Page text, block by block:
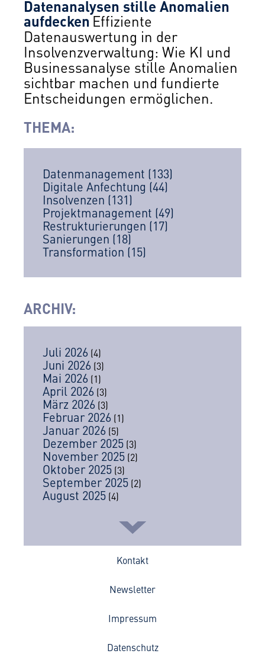
Datenanalysen stille Anomalien
aufdeckenEffiziente
Datenauswertung in der
Insolvenzverwaltung: Wie KI und
Businessanalyse stille Anomalien
sichtbar machen und fundierte
Entscheidungen ermöglichen.
THEMA:
Datenmanagement (133)
Digitale Anfechtung (44)
Insolvenzen (131)
Projektmanagement (49)
Restrukturierungen (17)
Sanierungen (18)
Transformation (15)
ARCHIV:
Juli 2026 (4)
Juni 2026 (3)
Mai 2026 (1)
April 2026 (3)
März 2026 (3)
Februar 2026 (1)
Januar 2026 (5)
Dezember 2025 (3)
November 2025 (2)
Oktober 2025 (3)
September 2025 (2)
August 2025 (4)
Kontakt
Newsletter
Impressum
Datenschutz